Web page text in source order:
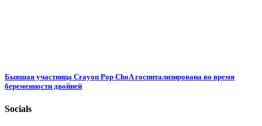
Бывшая участница Crayon Pop ChoA госпитализирована во время
беременности двойней
Socials